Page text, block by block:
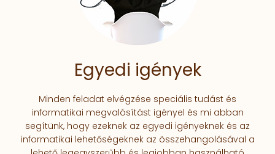
Egyedi igények
Minden feladat elvégzése speciális tudást és
informatikai megvalósítást igényel és mi abban
segítünk, hogy ezeknek az egyedi igényeknek és az
informatikai lehetőségeknek az összehangolásával a